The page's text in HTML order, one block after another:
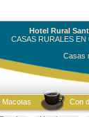
Hotel Rural
CASAS RURALES EN
Casas
Macotas Con